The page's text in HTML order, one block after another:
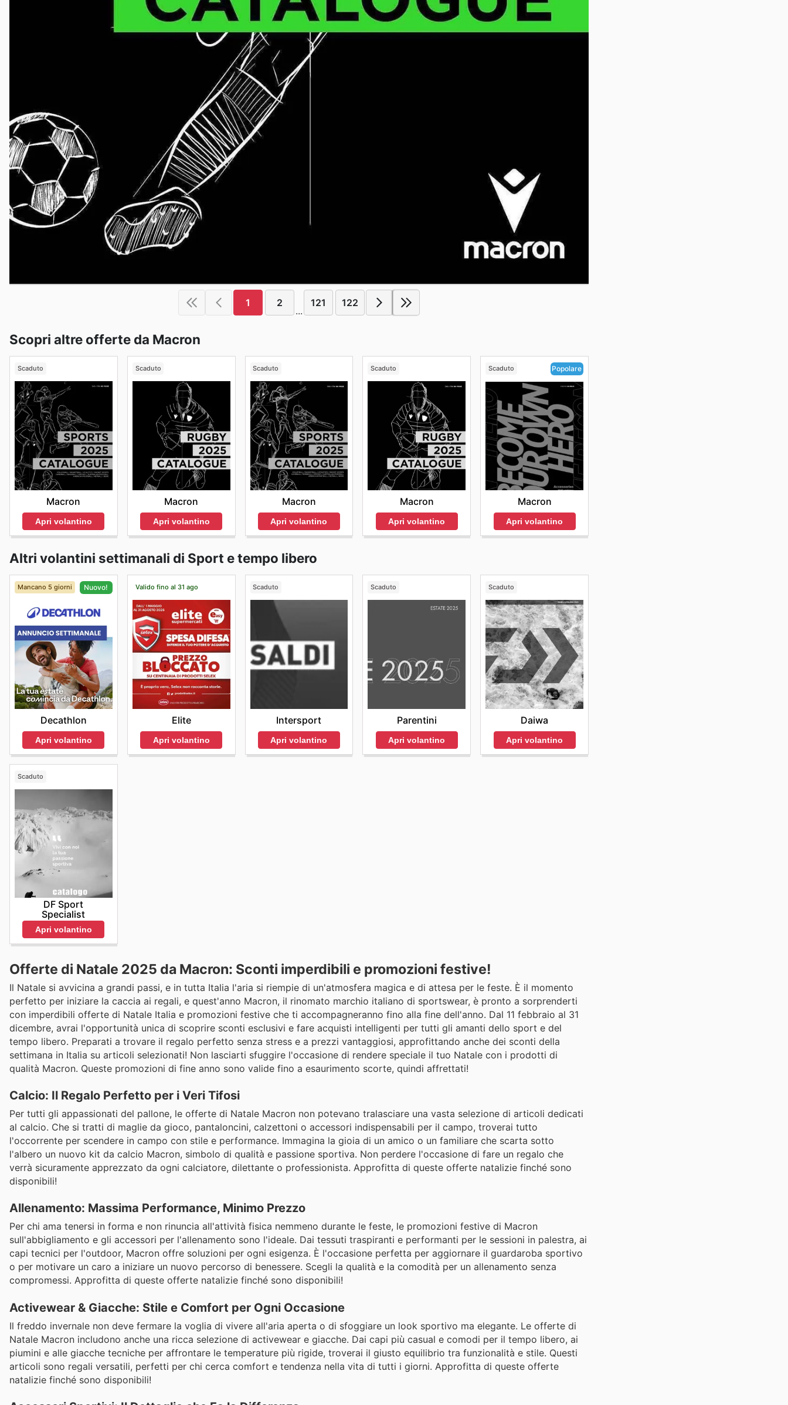
1 2
...
121 122
Scopri altre offerte da Macron
Scaduto
Macron
Apri volantino
Scaduto
Macron
Apri volantino
Scaduto
Macron
Apri volantino
Scaduto
Macron
Apri volantino
Scaduto Popolare
Macron
Apri volantino
Altri volantini settimanali di Sport e tempo libero
Mancano 5 giorni Nuovo!
Decathlon
Apri volantino
Valido fino al 31 ago
Elite
Apri volantino
Scaduto
Intersport
Apri volantino
Scaduto
Parentini
Apri volantino
Scaduto
Daiwa
Apri volantino
Scaduto
DF Sport
Specialist
Apri volantino
Offerte di Natale 2025 da Macron: Sconti imperdibili e promozioni festive!
Il Natale si avvicina a grandi passi, e in tutta Italia l'aria si riempie di un'atmosfera magica e di attesa per le feste. È il momento
perfetto per iniziare la caccia ai regali, e quest'anno Macron, il rinomato marchio italiano di sportswear, è pronto a sorprenderti
con imperdibili offerte di Natale Italia e promozioni festive che ti accompagneranno fino alla fine dell'anno. Dal 11 febbraio al 31
dicembre, avrai l'opportunità unica di scoprire sconti esclusivi e fare acquisti intelligenti per tutti gli amanti dello sport e del
tempo libero. Preparati a trovare il regalo perfetto senza stress e a prezzi vantaggiosi, approfittando anche dei sconti della
settimana in Italia su articoli selezionati! Non lasciarti sfuggire l'occasione di rendere speciale il tuo Natale con i prodotti di
qualità Macron. Queste promozioni di fine anno sono valide fino a esaurimento scorte, quindi affrettati!
Calcio: Il Regalo Perfetto per i Veri Tifosi
Per tutti gli appassionati del pallone, le offerte di Natale Macron non potevano tralasciare una vasta selezione di articoli dedicati
al calcio. Che si tratti di maglie da gioco, pantaloncini, calzettoni o accessori indispensabili per il campo, troverai tutto
l'occorrente per scendere in campo con stile e performance. Immagina la gioia di un amico o un familiare che scarta sotto
l'albero un nuovo kit da calcio Macron, simbolo di qualità e passione sportiva. Non perdere l'occasione di fare un regalo che
verrà sicuramente apprezzato da ogni calciatore, dilettante o professionista. Approfitta di queste offerte natalizie finché sono
disponibili!
Allenamento: Massima Performance, Minimo Prezzo
Per chi ama tenersi in forma e non rinuncia all'attività fisica nemmeno durante le feste, le promozioni festive di Macron
sull'abbigliamento e gli accessori per l'allenamento sono l'ideale. Dai tessuti traspiranti e performanti per le sessioni in palestra, ai
capi tecnici per l'outdoor, Macron offre soluzioni per ogni esigenza. È l'occasione perfetta per aggiornare il guardaroba sportivo
o per motivare un caro a iniziare un nuovo percorso di benessere. Scegli la qualità e la comodità per un allenamento senza
compromessi. Approfitta di queste offerte natalizie finché sono disponibili!
Activewear & Giacche: Stile e Comfort per Ogni Occasione
Il freddo invernale non deve fermare la voglia di vivere all'aria aperta o di sfoggiare un look sportivo ma elegante. Le offerte di
Natale Macron includono anche una ricca selezione di activewear e giacche. Dai capi più casual e comodi per il tempo libero, ai
piumini e alle giacche tecniche per affrontare le temperature più rigide, troverai il giusto equilibrio tra funzionalità e stile. Questi
articoli sono regali versatili, perfetti per chi cerca comfort e tendenza nella vita di tutti i giorni. Approfitta di queste offerte
natalizie finché sono disponibili!